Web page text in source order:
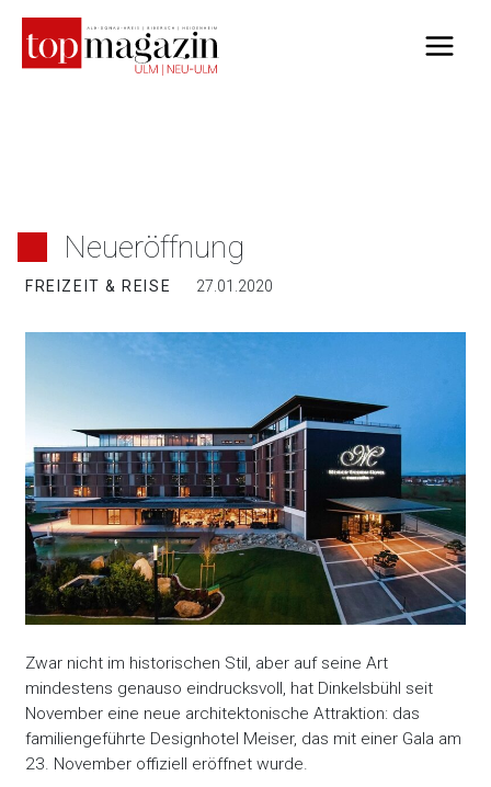
Inhalt
springen
Neueröffnung
FREIZEIT & REISE 27.01.2020
Zwar nicht im historischen Stil, aber auf seine Art
mindestens genauso eindrucksvoll, hat Dinkelsbühl seit
November eine neue architektonische Attraktion: das
familiengeführte Designhotel Meiser, das mit einer Gala am
23. November offiziell eröffnet wurde.